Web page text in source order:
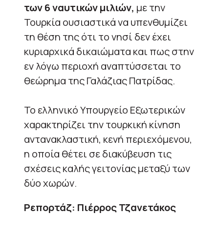
των 6 ναυτικών μιλιών, με την
Τουρκία ουσιαστικά να υπενθυμίζει
τη θέση της ότι το νησί δεν έχει
κυριαρχικά δικαιώματα και πως στην
εν λόγω περιοχή αναπτύσσεται το
θεώρημα της Γαλάζιας Πατρίδας.
Το ελληνικό Υπουργείο Εξωτερικών
χαρακτηρίζει την τουρκική κίνηση
αντανακλαστική, κενή περιεχόμενου,
η οποία θέτει σε διακύβευση τις
σχέσεις καλής γειτονίας μεταξύ των
δύο χωρών.
Ρεπορτάζ: Πιέρρος Τζανετάκος